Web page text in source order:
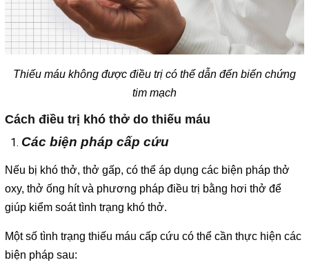
Thiếu máu không được điều trị có thể dẫn đến biến chứng
tim mạch
Cách điều trị khó thở do thiếu máu
Các biện pháp cấp cứu
Nếu bị khó thở, thở gấp, có thể áp dụng các biện pháp thở
oxy, thở ống hít và phương pháp điều trị bằng hơi thở để
giúp kiểm soát tình trạng khó thở.
Một số tình trạng thiếu máu cấp cứu có thể cần thực hiện các
biện pháp sau: